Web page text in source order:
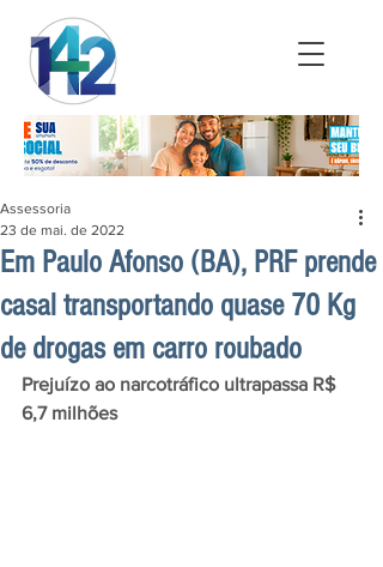
Em Paulo Afonso (BA), PRF prende
casal transportando quase 70 Kg
de drogas em carro roubado
Assessoria
23 de mai. de 2022
Prejuízo ao narcotráfico ultrapassa R$
6,7 milhões